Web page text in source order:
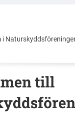
i
till